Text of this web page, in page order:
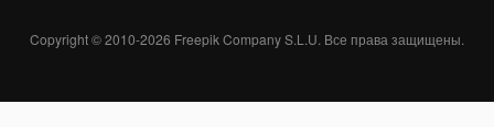
Copyright © 2010-2026 Freepik Company S.L.U. Все права защищены.